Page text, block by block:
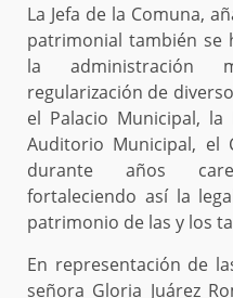
La Jefa de la Comuna,
patrimonial también se
la administración
regularización de
el Palacio Municipal, la
Auditorio Municipal, el
durante años
fortaleciendo así la
patrimonio de las y los
En representación de
señora Gloria Juárez